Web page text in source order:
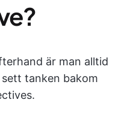
är man alltid
tanken bakom